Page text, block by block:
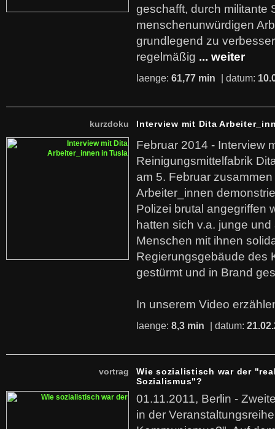
geschafft, durch militante
menschenunwürdigen
grundlegend zu
regelmäßig ... weiter
laenge: 61,77 min | datum:
kurzdoku Interview mit Dita
Februar 2014 - Interview
Reinigungsmittelfabrik
am 5. Februar
Arbeiter_innen
Polizei brutal angegriffen
hatten sich v.a. junge
Menschen mit ihnen
Regierungsgebäude des
gestürmt und in Brand
In unserem Video
laenge: 8,3 min | datum:
vortrag
Wie sozialistisch war der
Sozialismus"?
01.11.2011, Berlin -
in der